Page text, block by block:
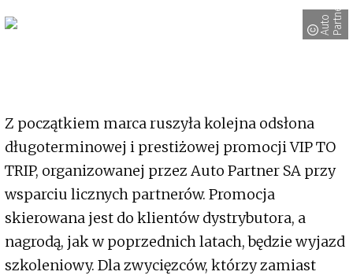
A
u
t
o
P
a
r
t
n
er
Z początkiem marca ruszyła kolejna odsłona
długoterminowej i prestiżowej promocji VIP TO
TRIP, organizowanej przez Auto Partner SA przy
wsparciu licznych partnerów. Promocja
skierowana jest do klientów dystrybutora, a
nagrodą, jak w poprzednich latach, będzie wyjazd
szkoleniowy. Dla zwycięzców, którzy zamiast